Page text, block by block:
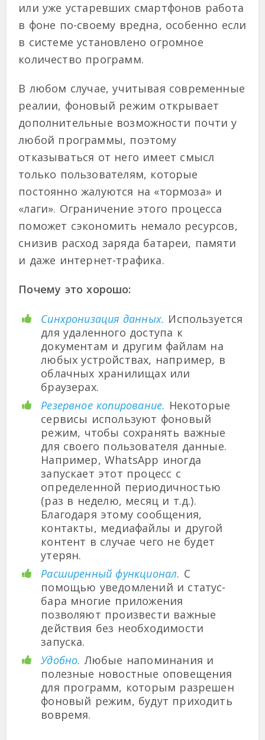
или уже устаревших смартфонов работа
в фоне по-своему вредна, особенно если
в системе установлено огромное
количество программ.
В любом случае, учитывая современные
реалии, фоновый режим открывает
дополнительные возможности почти у
любой программы, поэтому
отказываться от него имеет смысл
только пользователям, которые
постоянно жалуются на «тормоза» и
«лаги». Ограничение этого процесса
поможет сэкономить немало ресурсов,
снизив расход заряда батареи, памяти
и даже интернет-трафика.
Почему это хорошо:
Синхронизация данных. Используется
для удаленного доступа к
документам и другим файлам на
любых устройствах, например, в
облачных хранилищах или
браузерах.
Резервное копирование. Некоторые
сервисы используют фоновый
режим, чтобы сохранять важные
для своего пользователя данные.
Например, WhatsApp иногда
запускает этот процесс с
определенной периодичностью
(раз в неделю, месяц и т.д.).
Благодаря этому сообщения,
контакты, медиафайлы и другой
контент в случае чего не будет
утерян.
Расширенный функционал. С
помощью уведомлений и статус-
бара многие приложения
позволяют произвести важные
действия без необходимости
запуска.
Удобно.Любые напоминания и
полезные новостные оповещения
для программ, которым разрешен
фоновый режим, будут приходить
вовремя.